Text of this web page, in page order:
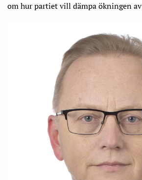
om hur partiet vill dämpa ökningen